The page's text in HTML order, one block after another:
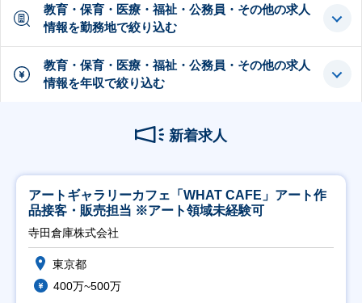
教育・保育・医療・福祉・公務員・その他の求人
情報を勤務地で絞り込む
教育・保育・医療・福祉・公務員・その他の求人
情報を年収で絞り込む
新着求人
アートギャラリーカフェ「WHAT CAFE」アート作
品接客・販売担当 ※アート領域未経験可
寺田倉庫株式会社
東京都
400万~500万